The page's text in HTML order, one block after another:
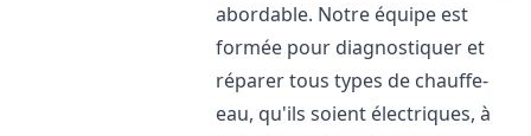
abordable. Notre équipe est
formée pour diagnostiquer et
réparer tous types de chauffe-
eau, qu'ils soient électriques, à